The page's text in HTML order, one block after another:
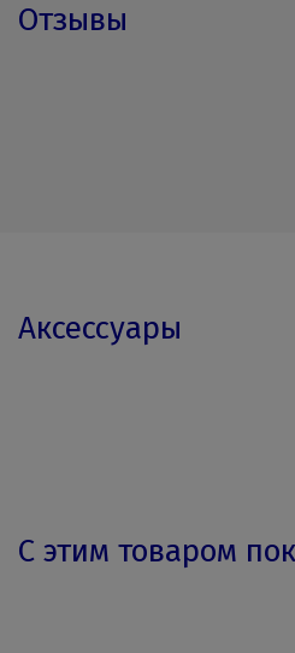
Отзывы
Аксессуары
С этим товаром